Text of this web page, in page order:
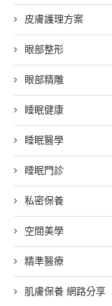
皮膚護理方案
眼部整形
眼部精雕
睡眠健康
睡眠醫學
睡眠門診
私密保養
空間美學
精準醫療
肌膚保養 網路分享